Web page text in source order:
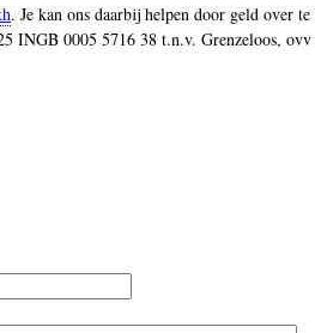
. Je kan ons daarbij helpen door geld over te
INGB 0005 5716 38 t.n.v. Grenzeloos, ovv